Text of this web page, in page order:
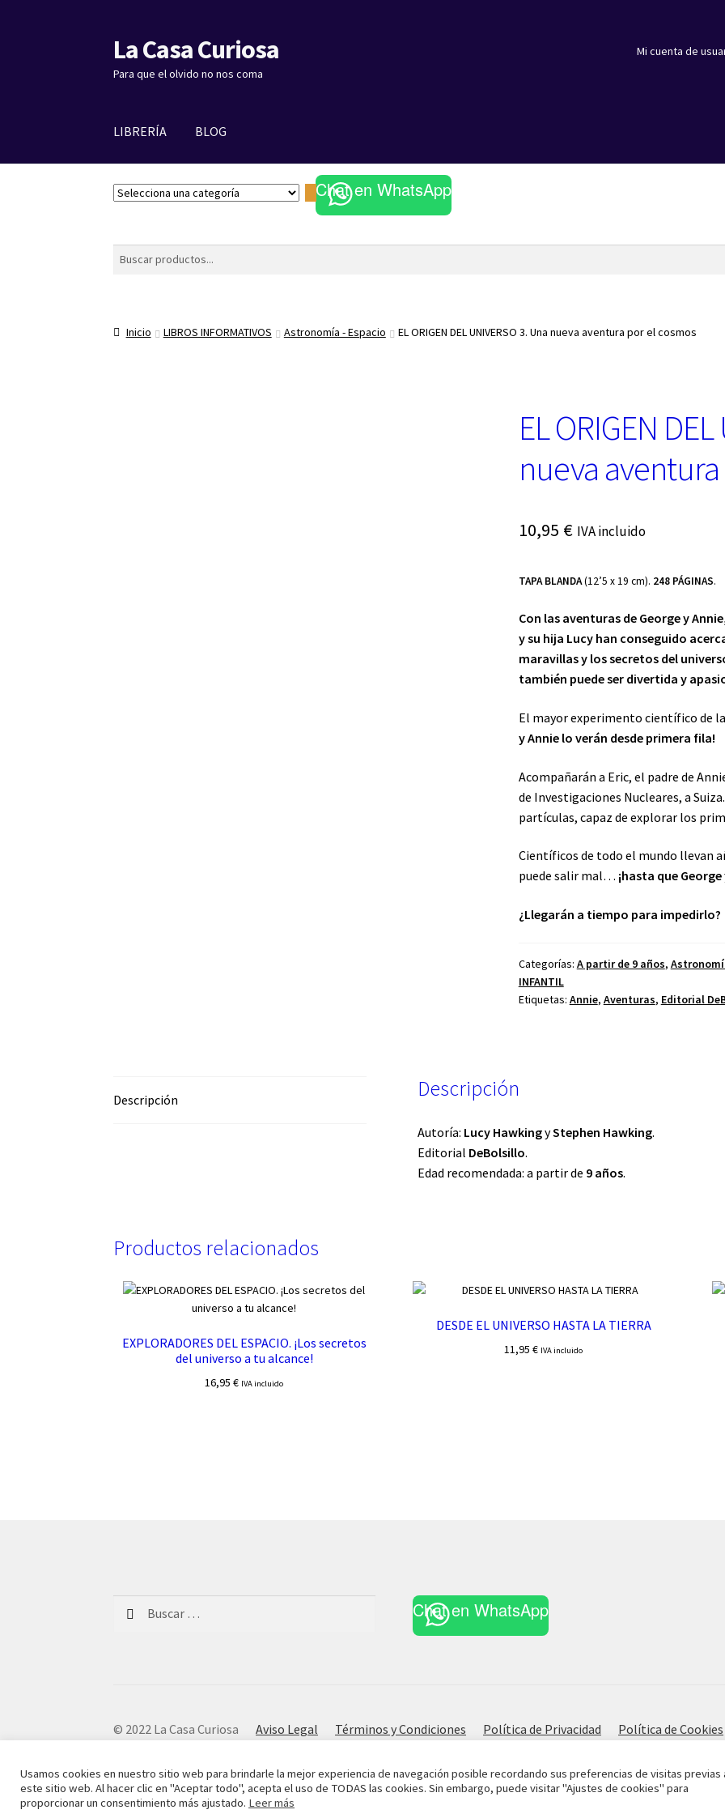
Ir
a
la
Ir
al
contenido
La Casa Curiosa
Para que el olvido no nos coma
Mi cuenta de
LIBRERÍA BLOG
S
e
n
Chat en WhatsApp
Buscar
Inicio LIBROS INFORMATIVOS Astronomía - Espacio EL ORIGEN DEL UNIVERSO 3. Una nueva aventura por el cosmos
EL ORIGEN
nueva
10,95 € IVA incluido
TAPA BLANDA(12’5 x 19 cm). 248 PÁGINAS.
Con las aventuras de George y
y su hija Lucy han conseguido
maravillas y los secretos del
también puede ser divertida y
El mayor experimento científico de
yAnnielo verán desde primera fila!
Acompañarán a Eric, el padre de
de Investigaciones Nucleares, a
partículas, capaz de explorar los
Científicos de todo el mundo llevan
puede salir mal… ¡hasta que George
¿Llegarán a tiempo para impedirlo?
Categorías: A partir de 9 años,
INFANTIL
Etiquetas: Annie, Aventuras, Editorial
Descripción Descripción
Autoría: Lucy HawkingyStephen Hawking.
Editorial DeBolsillo.
Edad recomendada: a partir de 9 años.
Productos relacionados
EXPLORADORES DEL ESPACIO. ¡Los secretos
del universo a tu alcance!
16,95€ IVA incluido
DESDE EL UNIVERSO HASTA LA TIERRA
11,95€ IVA incluido
Chat en WhatsApp
© 2022 La Casa CuriosaAviso Legal Términos y Condiciones Política de Privacidad Política de Cookies
Usamos cookies en nuestro sitio web para brindarle la mejor experiencia de navegación posible recordando sus preferencias de visitas previas
este sitio web. Al hacer clic en "Aceptar todo", acepta el uso de TODAS las cookies. Sin embargo, puede visitar "Ajustes de cookies" para
proporcionar un consentimiento más ajustado. Leer más